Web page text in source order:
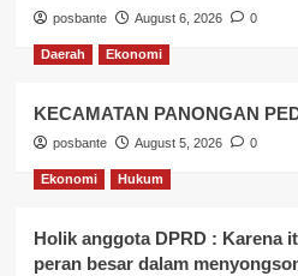
posbante August 6, 2026 0
Daerah Ekonomi
KECAMATAN PANONGAN
posbante August 5, 2026 0
Ekonomi Hukum
Holik anggota DPRD : Karena
peran besar dalam